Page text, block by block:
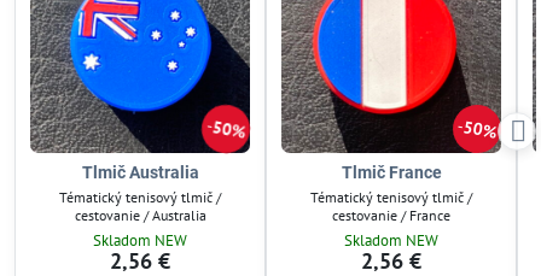
50%
Tlmič Australia
Tématický tenisový tlmič /
cestovanie / Australia
Skladom NEW
2,56 €
50%
Tlmič France
Tématický tenisový tlmič /
cestovanie / France
Skladom NEW
2,56 €